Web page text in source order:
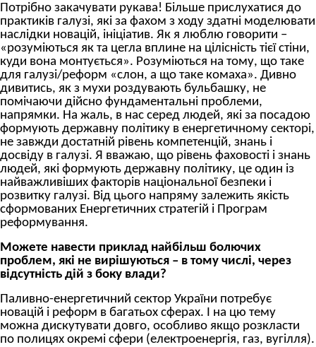
Потрібно закачувати рукава! Більше прислухатися до
практиків галузі, які за фахом з ходу здатні моделювати
наслідки новацій, ініціатив. Як я люблю говорити –
«розуміються як та цегла вплине на цілісність тієї стіни,
куди вона монтується». Розуміються на тому, що таке
для галузі/реформ «слон, а що таке комаха». Дивно
дивитись, як з мухи роздувають бульбашку, не
помічаючи дійсно фундаментальні проблеми,
напрямки. На жаль, в нас серед людей, які за посадою
формують державну політику в енергетичному секторі,
не завжди достатній рівень компетенцій, знань і
досвіду в галузі. Я вважаю, що рівень фаховості і знань
людей, які формують державну політику, це один із
найважливіших факторів національної безпеки і
розвитку галузі. Від цього напряму залежить якість
сформованих Енергетичних стратегій і Програм
реформування.
Можете навести приклад найбільш болючих
проблем, які не вирішуються – в тому числі, через
відсутність дій з боку влади?
Паливно-енергетичний сектор України потребує
новацій і реформ в багатьох сферах. І на цю тему
можна дискутувати довго, особливо якщо розкласти
по полицях окремі сфери (електроенергія, газ, вугілля).